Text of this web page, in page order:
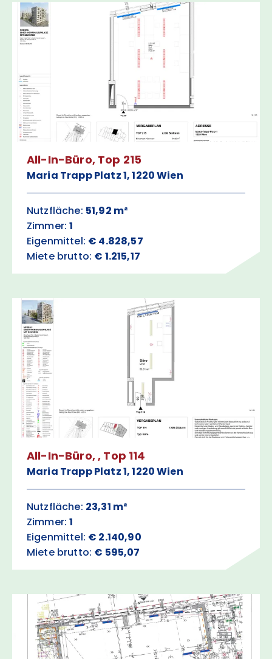
All-In-Büro, Top 215
Maria Trapp Platz 1, 1220 Wien
Nutzfläche: 51,92 m²
Zimmer:1
Eigenmittel: € 4.828,57
Miete brutto: € 1.215,17
All-In-Büro, , Top 114
Maria Trapp Platz 1, 1220 Wien
Nutzfläche: 23,31 m²
Zimmer:1
Eigenmittel: € 2.140,90
Miete brutto: € 595,07